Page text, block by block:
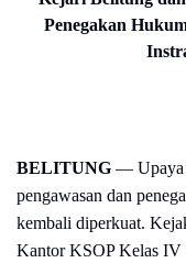
Penegakan
BELITUNG — Upaya
pengawasan dan
kembali diperkuat.
Kantor KSOP Kelas IV